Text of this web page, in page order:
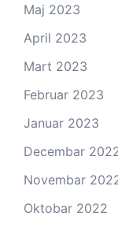
Maj 2023
April 2023
Mart 2023
Februar 2023
Januar 2023
Decembar
Novembar
Oktobar 2022